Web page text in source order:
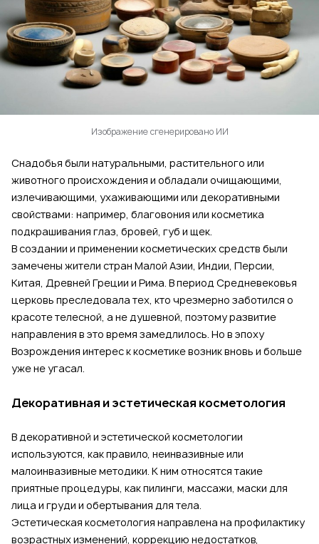
Изображение сгенерировано ИИ
Снадобья были натуральными, растительного или
животного происхождения и обладали очищающими,
излечивающими, ухаживающими или декоративными
свойствами: например, благовония или косметика
подкрашивания глаз, бровей, губ и щек.
В создании и применении косметических средств были
замечены жители стран Малой Азии, Индии, Персии,
Китая, Древней Греции и Рима. В период Средневековья
церковь преследовала тех, кто чрезмерно заботился о
красоте телесной, а не душевной, поэтому развитие
направления в это время замедлилось. Но в эпоху
Возрождения интерес к косметике возник вновь и больше
уже не угасал.
Декоративная и эстетическая косметология
В декоративной и эстетической косметологии
используются, как правило, неинвазивные или
малоинвазивные методики. К ним относятся такие
приятные процедуры, как пилинги, массажи, маски для
лица и груди и обертывания для тела.
Эстетическая косметология направлена на профилактику
возрастных изменений, коррекцию недостатков,